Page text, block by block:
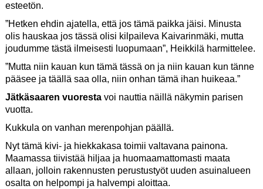
esteetön.
”Hetken ehdin ajatella, että jos tämä paikka jäisi. Minusta
olis hauskaa jos tässä olisi kilpaileva Kaivarinmäki, mutta
joudumme tästä ilmeisesti luopumaan”, Heikkilä harmittelee.
”Mutta niin kauan kun tämä tässä on ja niin kauan kun tänne
pääsee ja täällä saa olla, niin onhan tämä ihan huikeaa.”
Jätkäsaaren vuorestavoi nauttia näillä näkymin parisen
vuotta.
Kukkula on vanhan merenpohjan päällä.
Nyt tämä kivi- ja hiekkakasa toimii valtavana painona.
Maamassa tiivistää hiljaa ja huomaamattomasti maata
allaan, jolloin rakennusten perustustyöt uuden asuinalueen
osalta on helpompi ja halvempi aloittaa.